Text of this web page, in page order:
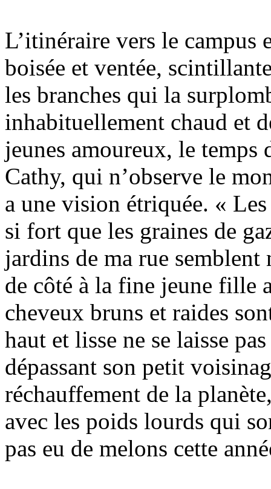
L’itinéraire vers le campus
boisée et ventée,
les branches qui la
inhabituellement chaud et
jeunes amoureux, le
Cathy, qui n’observe le
a une vision étriquée. «
si fort que les graines de
jardins de ma rue
de côté à la fine jeune fille
cheveux bruns et raides
haut et lisse ne se laisse
dépassant son petit
réchauffement de la
avec les poids lourds qui
pas eu de melons cette